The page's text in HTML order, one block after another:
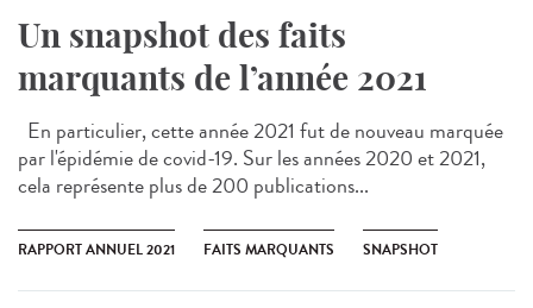
Un snapshot des faits
marquants de l’année 2021
En particulier, cette année 2021 fut de nouveau marquée
par l'épidémie de covid-19. Sur les années 2020 et 2021,
cela représente plus de 200 publications...
RAPPORT ANNUEL 2021 FAITS MARQUANTS SNAPSHOT